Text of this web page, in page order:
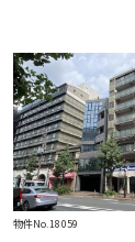
物件No.18059